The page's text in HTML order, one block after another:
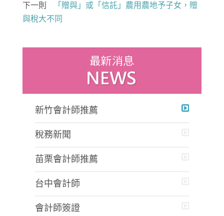
下一則
「贈與」或「信託」農用農地予子女，贈
與稅大不同
新竹會計師推薦
稅務新聞
苗栗會計師推薦
台中會計師
會計師簽證